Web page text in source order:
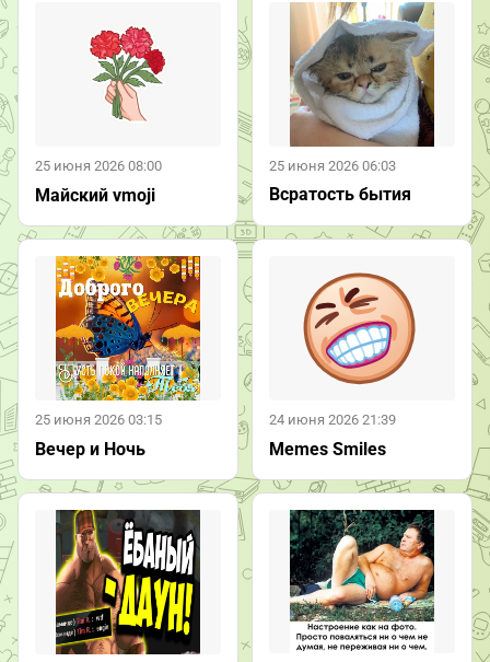
25 июня 2026 08:00
Майский vmoji
25 июня 2026 06:03
Всратость бытия
25 июня 2026 03:15
Вечер и Ночь
24 июня 2026 21:39
Memes Smiles